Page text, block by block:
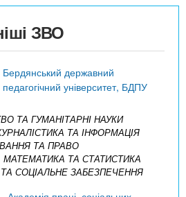
ЗВО
Бердянський державний
педагогічний університет, БДПУ
ТА ГУМАНІТАРНІ НАУКИ
ТА ІНФОРМАЦІЯ
ТА ПРАВО
МАТЕМАТИКА ТА СТАТИСТИКА
СОЦІАЛЬНЕ ЗАБЕЗПЕЧЕННЯ